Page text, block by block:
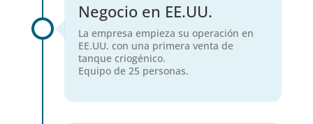
Negocio en EE.UU.
La empresa empieza su operación en
EE.UU. con una primera venta de
tanque criogénico.
Equipo de 25 personas.